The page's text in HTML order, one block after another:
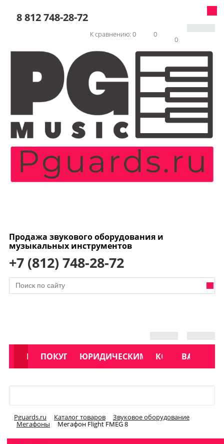
8 812 748-28-72
0
0
К сравнению: 0
Продажа звукового оборудования и
музыкальных инструментов
+7 (812) 748-28-72
АКЦИИ
КАТАЛОГ
ПОКУПАТЕЛЯМЮРИДИЧЕСКИМ ЛИЦАМКОНТАКТЫ
УСЛУГИ
Pguards.ru Каталог товаров Звуковое оборудование
Мегафоны Мегафон Flight FMEG 8